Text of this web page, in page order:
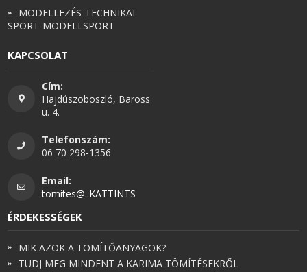
MODELLEZÉS-TECHNIKAI
SPORT-MODELLSPORT
KAPCSOLAT
Cím:
Hajdúszoboszló, Baross
u. 4.
Telefonszám:
06 70 298-1356
Email:
tomites@..KATTINTS
ÉRDEKESSÉGEK
MIK AZOK A TÖMÍTŐANYAGOK?
TUDJ MEG MINDENT A KARIMA TÖMÍTÉSEKRŐL